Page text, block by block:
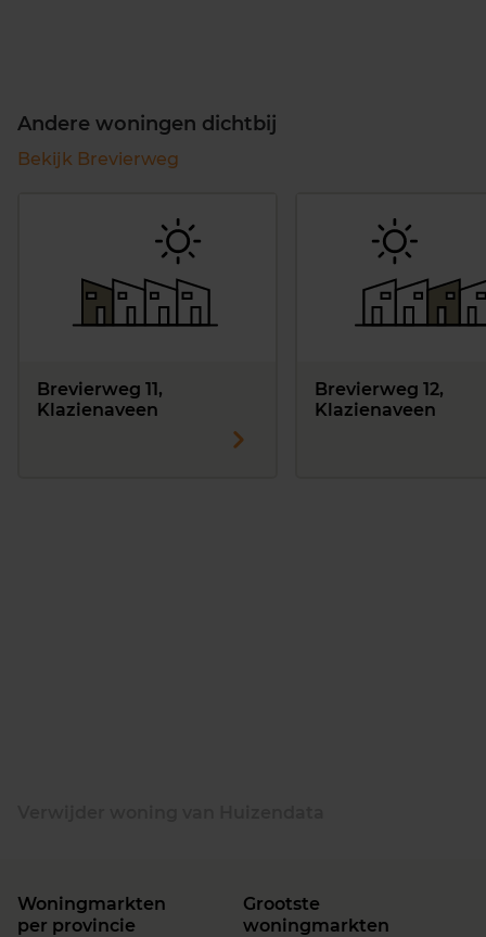
Andere woningen dichtbij
Bekijk Brevierweg
Brevierweg 11,
Klazienaveen
Brevierweg 12,
Klazienaveen
Woningmarkten
per provincie
Grootste
woningmarkten